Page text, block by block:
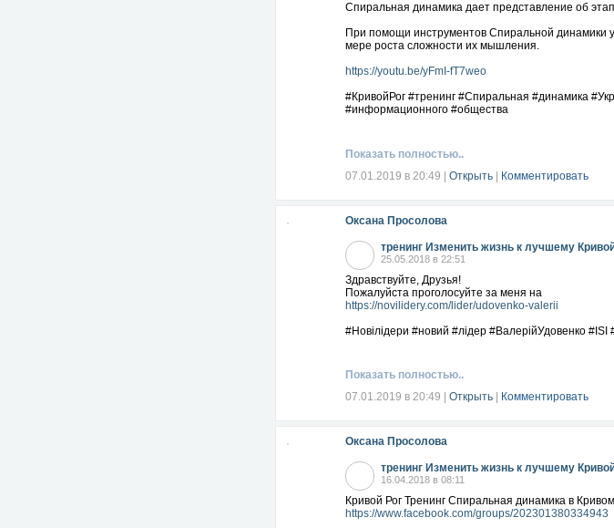
Спиральная динамика дает представление об
При помощи инструментов Спиральной динамики
мере роста сложности их мышления.
https://youtu.be/yFmI-fT7weo
#КривойРог #тренинг #Спиральная #динамика
#информационного #общества
Показать полностью..
07.01.2019 в 20:49
Открыть Комментировать
Оксана Просолова
тренинг Изменить жизнь к лучшему
25.05.2018 в 22:51
Здравствуйте, Друзья!
Пожалуйста проголосуйте за меня на
https://novilidery.com/lider/udovenko-valerii
#Новілідери #новий #лідер #ВалерійУдовенко
Показать полностью..
07.01.2019 в 20:49
Открыть Комментировать
Оксана Просолова
тренинг Изменить жизнь к лучшему
16.04.2018 в 08:11
Кривой Рог Тренинг Спиральная динамика в
https://www.facebook.com/groups/202301380334943